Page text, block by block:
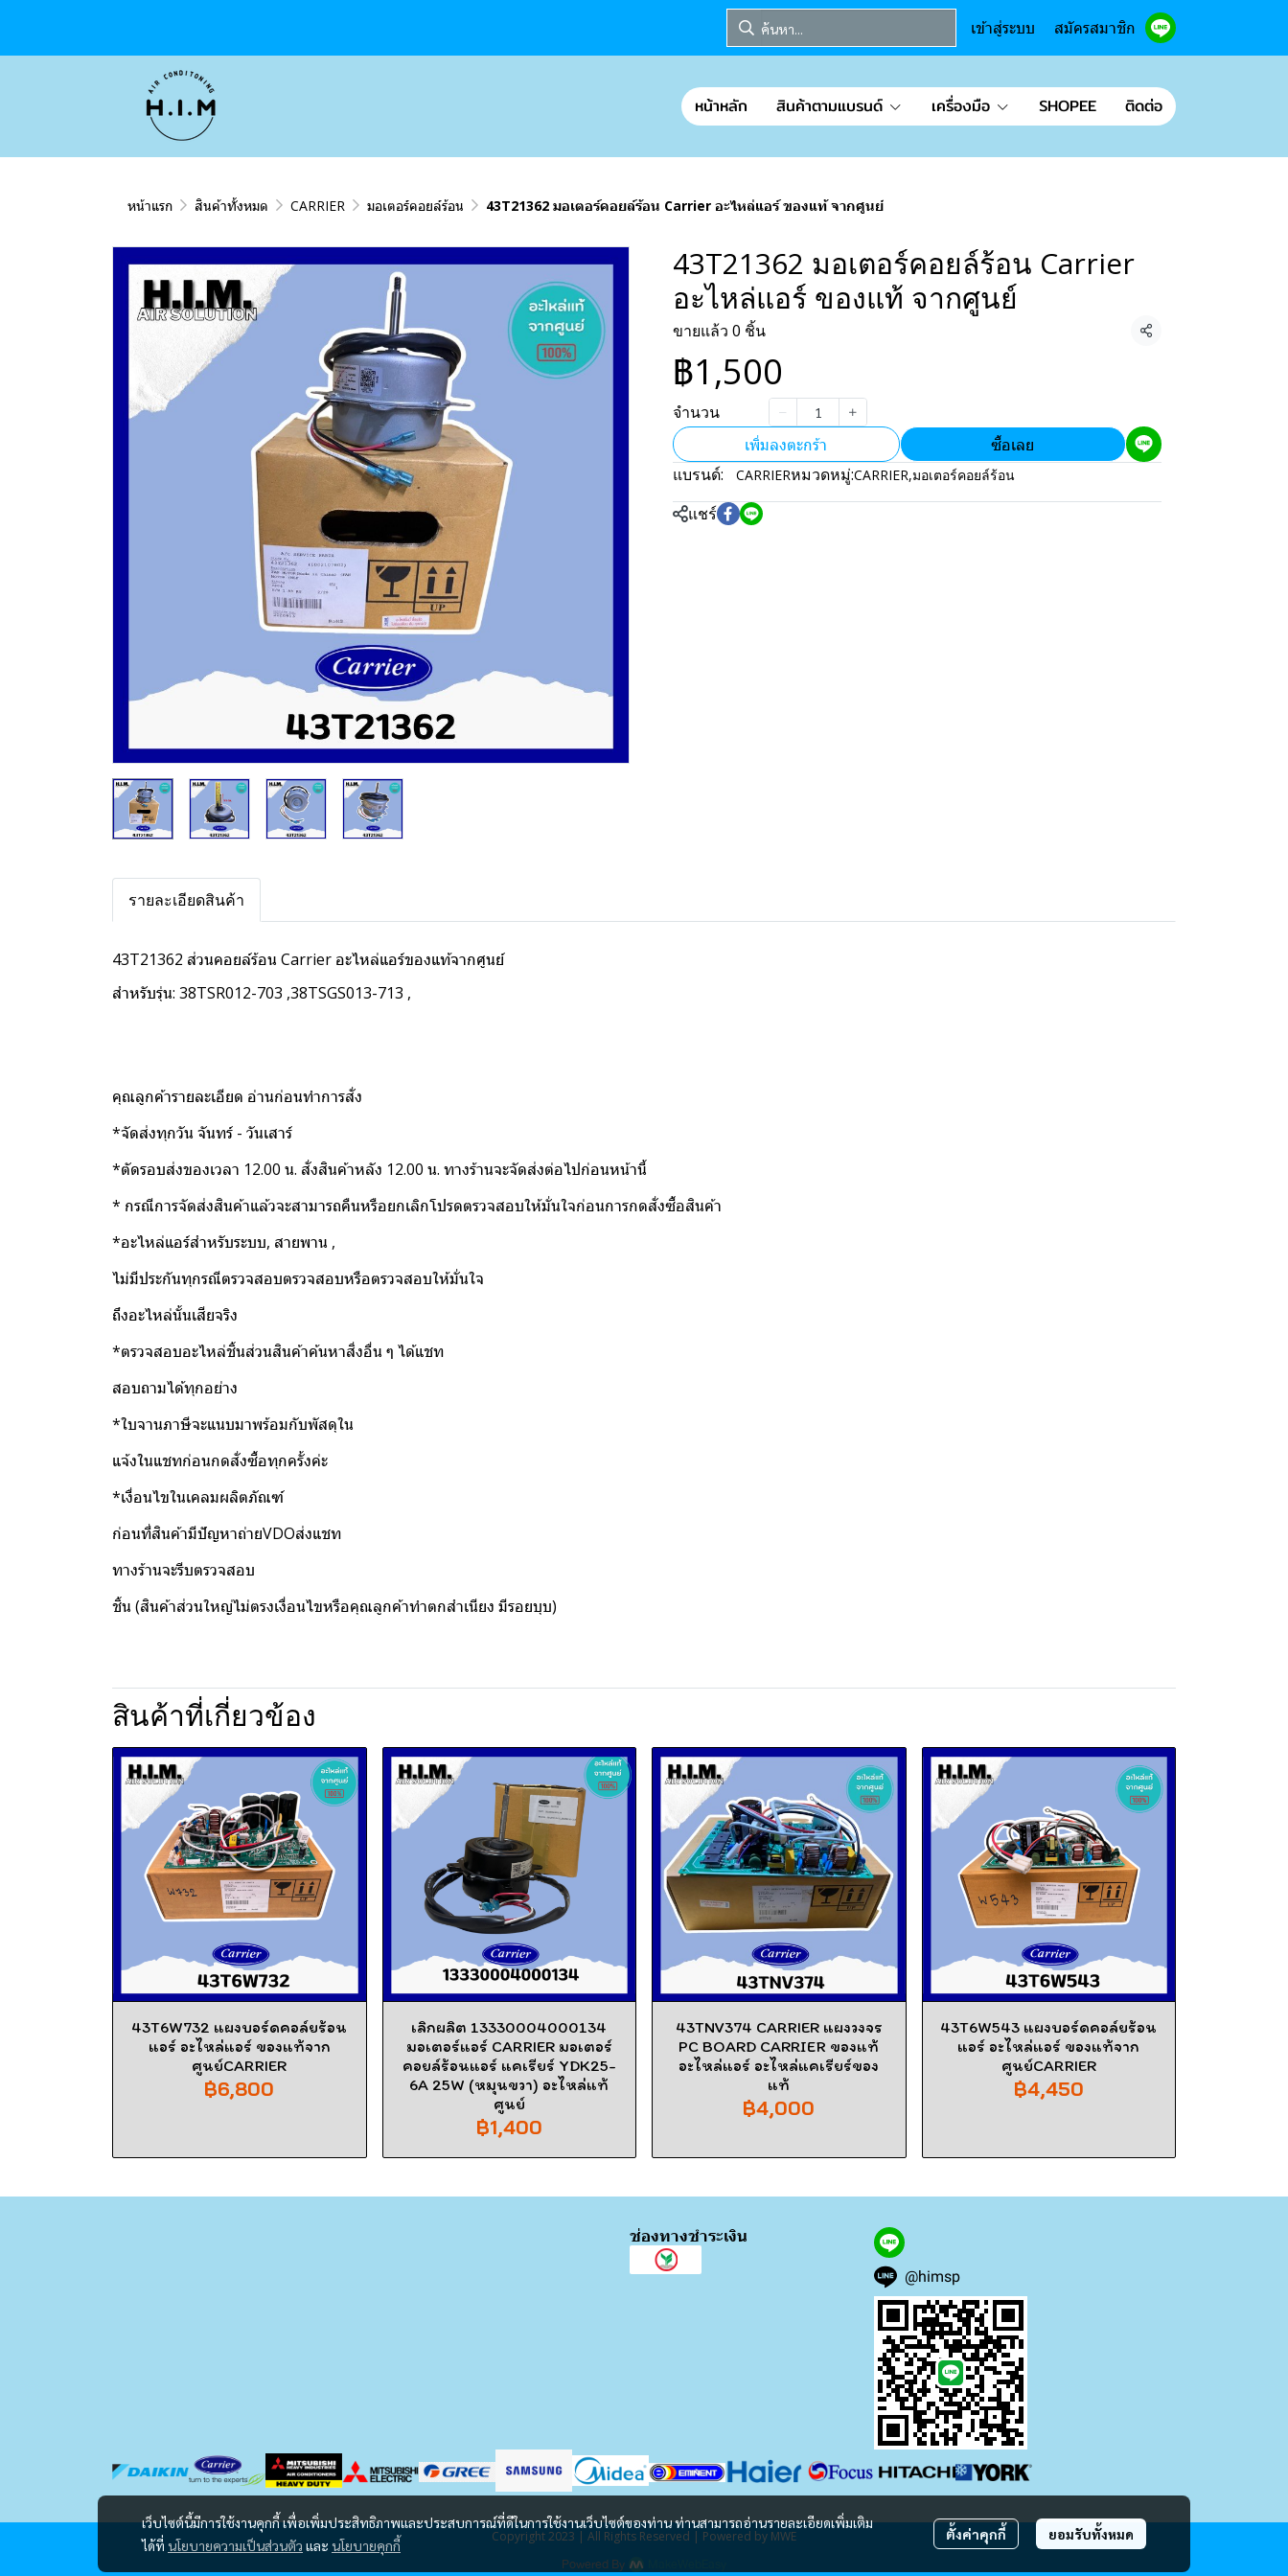
เข้าสู่ระบบ สมัครสมาชิก
หน้าหลัก สินค้าตามแบรนด์ เครื่องมือ SHOPEE ติดต่อ
หน้าแรก สินค้าทั้งหมด CARRIER มอเตอร์คอยล์ร้อน 43T21362 มอเตอร์คอยล์ร้อน Carrier อะไหล่แอร์ ของแท้ จากศูนย์
43T21362 มอเตอร์คอยล์ร้อน Carrier
อะไหล่แอร์ ของแท้ จากศูนย์
ขายแล้ว 0 ชิ้น แชร์
฿1,500
จำนวน
เพิ่มลงตะกร้า ซื้อเลย
แบรนด์: CARRIERหมวดหมู่:CARRIER,มอเตอร์คอยล์ร้อน
แชร์
รายละเอียดสินค้า
43T21362 ส่วนคอยล์ร้อน Carrier อะไหล่แอร์ของแท้จากศูนย์
สำหรับรุ่น: 38TSR012-703 ,38TSGS013-713 ,
คุณลูกค้ารายละเอียด อ่านก่อนทำการสั่ง
*จัดส่งทุกวัน จันทร์ - วันเสาร์
*ตัดรอบส่งของเวลา 12.00 น. สั่งสินค้าหลัง 12.00 น. ทางร้านจะจัดส่งต่อไปก่อนหน้านี้
* กรณีการจัดส่งสินค้าแล้วจะสามารถคืนหรือยกเลิกโปรดตรวจสอบให้มั่นใจก่อนการกดสั่งซื้อสินค้า
*อะไหล่แอร์สำหรับระบบ, สายพาน ,
ไม่มีประกันทุกรณีตรวจสอบตรวจสอบหรือตรวจสอบให้มั่นใจ
ถึงอะไหล่นั้นเสียจริง
*ตรวจสอบอะไหล่ชิ้นส่วนสินค้าค้นหาสิ่งอื่น ๆ ได้แชท
สอบถามได้ทุกอย่าง
*ใบจานภาษีจะแนบมาพร้อมกับพัสดุใน
แจ้งในแชทก่อนกดสั่งซื้อทุกครั้งค่ะ
*เงื่อนไขในเคลมผลิตภัณฑ์
ก่อนที่สินค้ามีปัญหาถ่ายVDOส่งแชท
ทางร้านจะรีบตรวจสอบ
ชิ้น (สินค้าส่วนใหญ่ไม่ตรงเงื่อนไขหรือคุณลูกค้าทำตกสำเนียง มีรอยบุบ)
สินค้าที่เกี่ยวข้อง
43T6W732 แผงบอร์ดคอล์ยร้อน
แอร์ อะไหล่แอร์ ของแท้จาก
ศูนย์CARRIER
฿6,800
เลิกผลิต 13330004000134
มอเตอร์แอร์ CARRIER มอเตอร์
คอยล์ร้อนแอร์ แคเรียร์ YDK25-
6A 25W (หมุนขวา) อะไหล่แท้
ศูนย์
฿1,400
43TNV374 CARRIER แผงวงจร
PC BOARD CARRIER ของแท้
อะไหล่แอร์ อะไหล่แคเรียร์ของ
แท้
฿4,000
43T6W543 แผงบอร์ดคอล์ยร้อน
แอร์ อะไหล่แอร์ ของแท้จาก
ศูนย์CARRIER
฿4,450
เว็บไซต์นี้มีการใช้งานคุกกี้ เพื่อเพิ่มประสิทธิภาพและประสบการณ์ที่ดีในการใช้งานเว็บไซต์ของท่าน ท่านสามารถอ่านรายละเอียดเพิ่มเติม
ได้ที่ นโยบายความเป็นส่วนตัว และ นโยบายคุกกี้
ตั้งค่าคุกกี้ ยอมรับทั้งหมด
ช่องทางชำระเงิน
@himsp
Copyright 2023 | All Rights Reserved | Powered by MWE
Powered By